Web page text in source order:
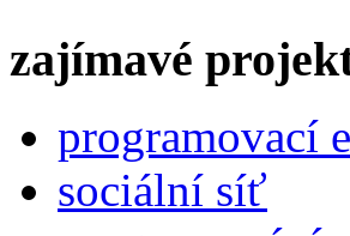
zajímavé
programovací